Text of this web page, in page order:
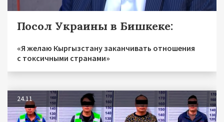
Посол Украины в Бишкеке:
«Я желаю Кыргызстану заканчивать отношения
с токсичными странами»
24.11